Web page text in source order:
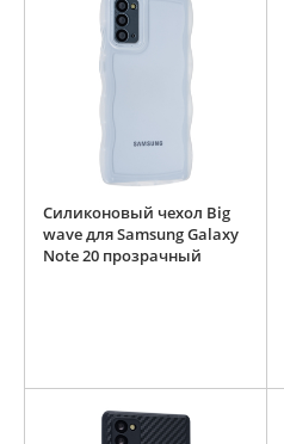
Силиконовый чехол Big
wave для Samsung Galaxy
Note 20 прозрачный